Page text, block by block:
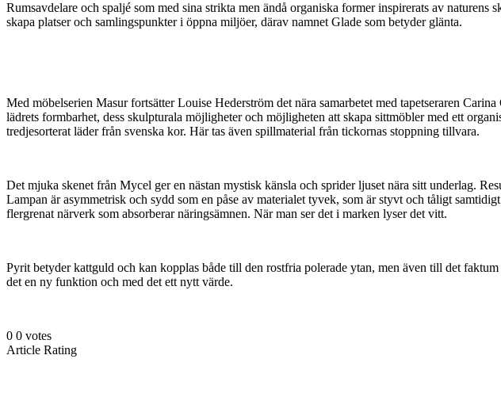
Rumsavdelare och spaljé som med sina strikta men ändå organiska former inspirerats av
skapa platser och samlingspunkter i öppna miljöer, därav namnet Glade som betyder glänta.
Med möbelserien Masur fortsätter Louise Hederström det nära samarbetet med tapetseraren
lädrets formbarhet, dess skulpturala möjligheter och möjligheten att skapa sittmöbler med ett
tredjesorterat läder från svenska kor. Här tas även spillmaterial från tickornas stoppning tillvara.
Det mjuka skenet från Mycel ger en nästan mystisk känsla och sprider ljuset nära sitt underlag.
Lampan är asymmetrisk och sydd som en påse av materialet tyvek, som är styvt och tåligt
flergrenat närverk som absorberar näringsämnen. När man ser det i marken lyser det vitt.
Pyrit betyder kattguld och kan kopplas både till den rostfria polerade ytan, men även till det
det en ny funktion och med det ett nytt värde.
0 0 votes
Article Rating